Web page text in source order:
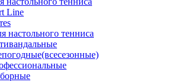
Line
настольного тенниса